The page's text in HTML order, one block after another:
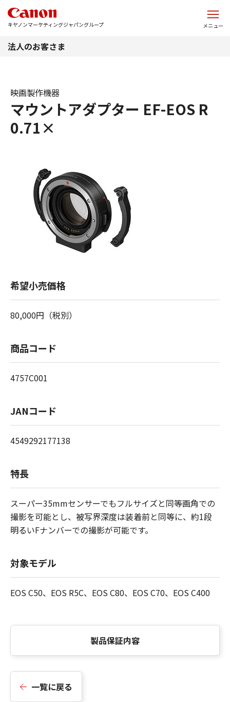
キヤノンマーケティングジャパングループ メニュー
法人のお客さま
マウントアダプター EF-EOS R
0.71×
映画製作機器
希望小売価格
80,000円（税別）
商品コード
4757C001
JANコード
4549292177138
特長
スーパー35mmセンサーでもフルサイズと同等画角での
撮影を可能とし、被写界深度は装着前と同等に、約1段
明るいFナンバーでの撮影が可能です。
対象モデル
EOS C50、EOS R5C、EOS C80、EOS C70、EOS C400
製品保証内容
一覧に戻る